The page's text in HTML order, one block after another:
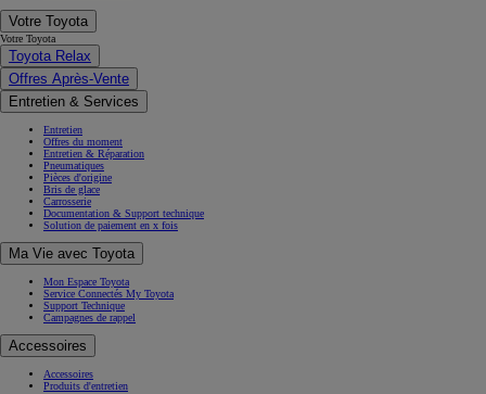
Votre Toyota
Votre Toyota
Toyota Relax
Offres Après-Vente
Entretien & Services
Entretien
Offres du moment
Entretien & Réparation
Pneumatiques
Pièces d'origine
Bris de glace
Carrosserie
Documentation & Support technique
Solution de paiement en x fois
Ma Vie avec Toyota
Mon Espace Toyota
Service Connectés My Toyota
Support Technique
Campagnes de rappel
Accessoires
Accessoires
Produits d'entretien